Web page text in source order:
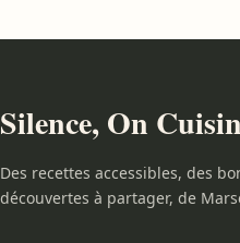
Silence, On
Des recettes accessibles, des
découvertes à partager, de